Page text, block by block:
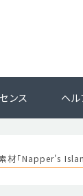
ンス ヘル
材「Napper's